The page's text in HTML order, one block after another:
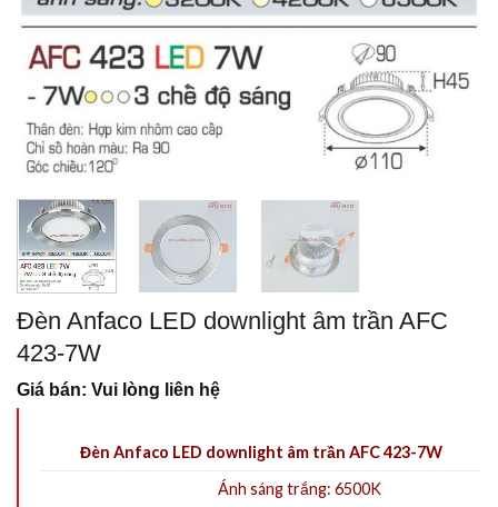
Đèn Anfaco LED downlight âm trần AFC
423-7W
Giá bán: Vui lòng liên hệ
Đèn Anfaco LED downlight âm trần AFC 423-7W
Ánh sáng trắng: 6500K